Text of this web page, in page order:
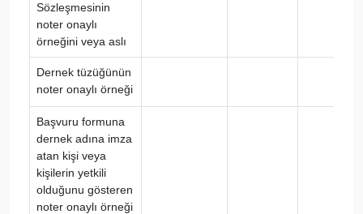
Sözleşmesinin
noter onaylı
örneğini veya aslı
Dernek tüzüğünün
noter onaylı örneği
Başvuru formuna
dernek adına imza
atan kişi veya
kişilerin yetkili
olduğunu gösteren
noter onaylı örneği